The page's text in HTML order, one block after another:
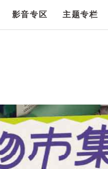
影音专区 主题专栏